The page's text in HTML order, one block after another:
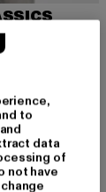
31,99 EUR
to
data
of
not have